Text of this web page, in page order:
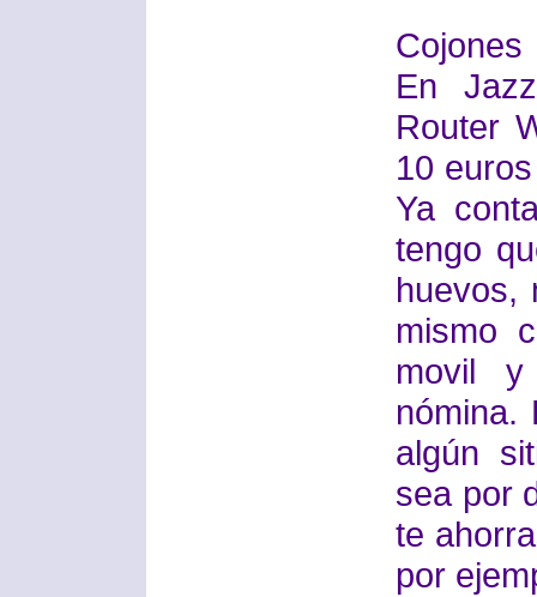
En
Router
10
Ya
tengo
huevos,
mismo
movil
nómina.
algún
sea por
te
por